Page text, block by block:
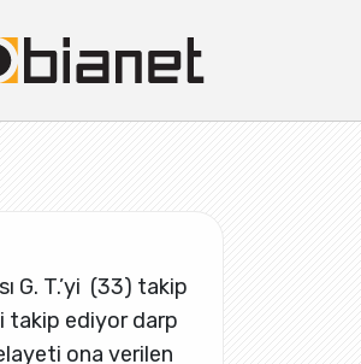
G. T.’yi (33) takip
takip ediyor darp
ona verilen